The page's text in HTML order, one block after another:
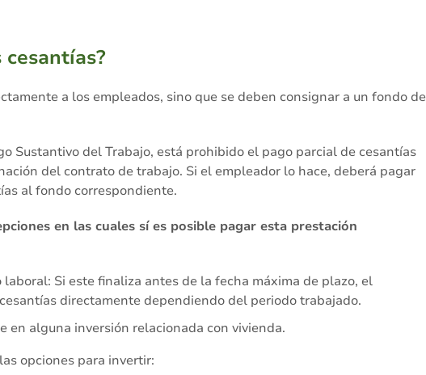
cesantías?
a los empleados, sino que se deben consignar a un fondo de
Sustantivo del Trabajo, está prohibido el pago parcial de cesantías
del contrato de trabajo. Si el empleador lo hace, deberá pagar
al fondo correspondiente.
en las cuales sí es posible pagar esta prestación
Si este finaliza antes de la fecha máxima de plazo, el
directamente dependiendo del periodo trabajado.
en alguna inversión relacionada con vivienda.
opciones para invertir: